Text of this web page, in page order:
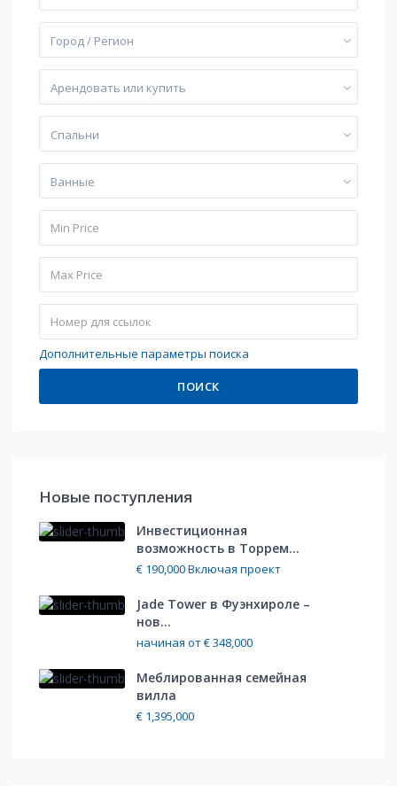
Город / Регион
Арендовать или купить
Cпальни
Bанные
Дополнительные параметры поиска
ПОИСК
Hовые поступления
Инвестиционная
возможность в Торрем...
€ 190,000Включая проект
Jade Tower в Фуэнхироле –
нов...
начиная от€ 348,000
Меблированная cемейная
вилла
€ 1,395,000